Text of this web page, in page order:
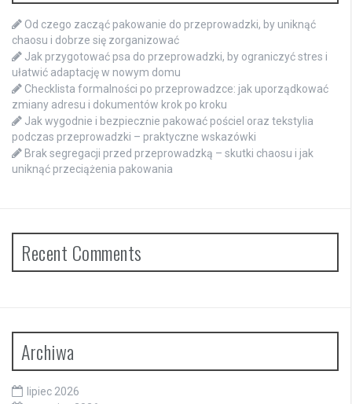
Od czego zacząć pakowanie do przeprowadzki, by uniknąć
chaosu i dobrze się zorganizować
Jak przygotować psa do przeprowadzki, by ograniczyć stres i
ułatwić adaptację w nowym domu
Checklista formalności po przeprowadzce: jak uporządkować
zmiany adresu i dokumentów krok po kroku
Jak wygodnie i bezpiecznie pakować pościel oraz tekstylia
podczas przeprowadzki – praktyczne wskazówki
Brak segregacji przed przeprowadzką – skutki chaosu i jak
uniknąć przeciążenia pakowania
Recent Comments
Archiwa
lipiec 2026